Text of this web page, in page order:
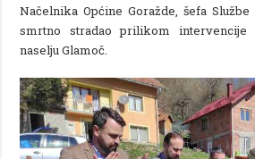
Načelnika Općine Goražde, šefa
smrtno stradao prilikom intervencije
naselju Glamoč.